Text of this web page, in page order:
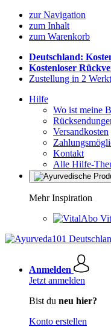
zur Navigation
zum Inhalt
zum Warenkorb
Deutschland:
Kostenloser
Zustellung in 2
Hilfe
Wo ist meine
Versandkosten
Kontakt
Alle Hilfe-
Mehr Inspiration
Anmelden
Jetzt anmelden
Bist du neu hier?
Konto erstellen